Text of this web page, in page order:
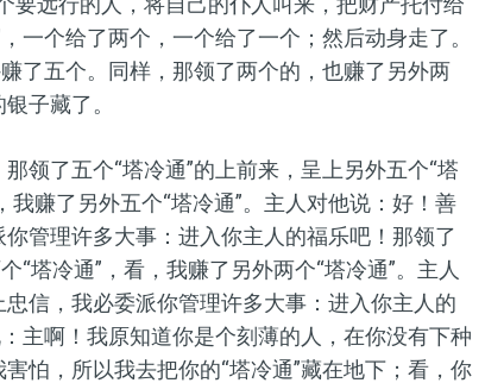
一个给了两个，一个给了一个；然后动身走了。
了五个。同样，那领了两个的，也赚了另外两
子藏了。
领了五个“塔冷通”的上前来，呈上另外五个“塔
我赚了另外五个“塔冷通”。主人对他说：好！善
管理许多大事：进入你主人的福乐吧！那领了
“塔冷通”，看，我赚了另外两个“塔冷通”。主人
信，我必委派你管理许多大事：进入你主人的
主啊！我原知道你是个刻薄的人，在你没有下种
怕，所以我去把你的“塔冷通”藏在地下；看，你